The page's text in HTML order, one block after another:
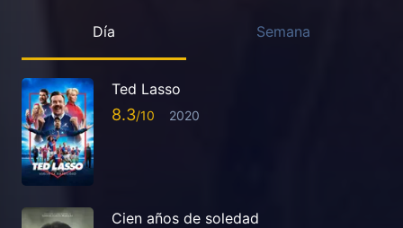
Día Semana
Ted Lasso
8.3 2020
Cien años de soledad